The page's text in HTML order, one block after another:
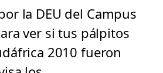
la DEU del Campus
ver si tus pálpitos
2010 fueron